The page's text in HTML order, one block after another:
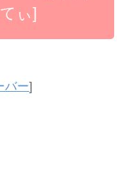
ぃ]
バー]